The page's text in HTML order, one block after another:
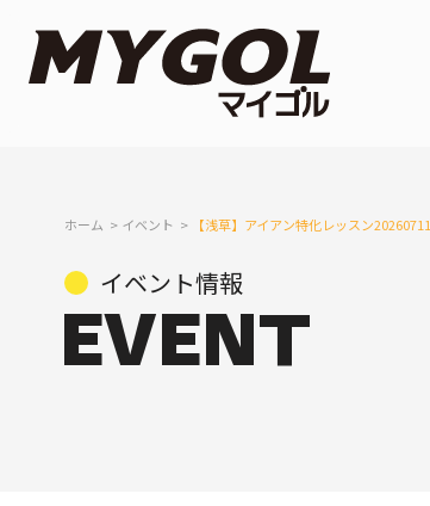
ホーム イベント 【浅草】アイアン特化レッスン20260711
イベント情報